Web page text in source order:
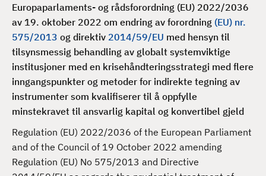
Europaparlaments- og rådsforordning (EU) 2022/2036
av 19. oktober 2022 om endring av forordning (EU) nr.
575/2013 og direktiv 2014/59/EU med hensyn til
tilsynsmessig behandling av globalt systemviktige
institusjoner med en krisehåndteringsstrategi med flere
inngangspunkter og metoder for indirekte tegning av
instrumenter som kvalifiserer til å oppfylle
minstekravet til ansvarlig kapital og konvertibel gjeld
Regulation (EU) 2022/2036 of the European Parliament
and of the Council of 19 October 2022 amending
Regulation (EU) No 575/2013 and Directive